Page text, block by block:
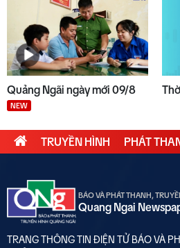
Quảng Ngãi ngày mới 09/8
NEW
TRUYỀN HÌNH PHÁT
BÁO VÀ PHÁT THANH,
Quang Ngai
TRANG THÔNG TIN ĐIỆN TỬ BÁO VÀ